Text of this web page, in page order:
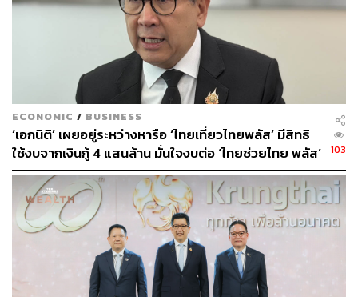
ศุกร์ทั้งที่ไม่น่ากลัวอะไร ก็ฟื้นตัวกลับมาได้”
กำไร 4Q65 อาจเป็นจุดต่ำสุดไปแล้ว
“แม้กำไรไตรมาส 4 แย่กว่าคาด แต่เมื่อคุยกับผู้บริหารที่ให้
เป้าหมายในปีนี้ กลายเป็นว่ามีอัปไซด์จากประมาณการของ
เรา ซึ่งเป็นสิ่งที่ย้อนแย้งเล็กน้อยกับตัวเลขที่ออกมา” กรกช
กล่าวถึงเป้าหมายของผู้บริหารแบงก์ในปีนี้
เป้าหมายด้านการเติบโตของสินเชื่ออย่าง TISCO คาดว่าจะ
โต 5-7% SCB คาดเติบโต 5% ส่วนประมาณการของเราอยู่ที่
เพียง 3% โดยผู้บริหารเชื่อว่ากลุ่มลูกค้าองค์กรขนาดใหญ่
และสินเชื่อบุคคลจะเติบโตดี โดยมีเพียง SMEs ที่อาจยังไม่
ECONOMIC / BUSINESS
‘เอกนิติ’ เผยอยู่ระหว่างหารือ ‘ไทยเที่ยวไทยพลัส’ มีสิทธิ
ใช้งบจากเงินกู้ 4 แสนล้าน มั่นใจงบต่อ ‘ไทยช่วยไทย พลัส’
เฟส 2 มีเพียงพอ
103